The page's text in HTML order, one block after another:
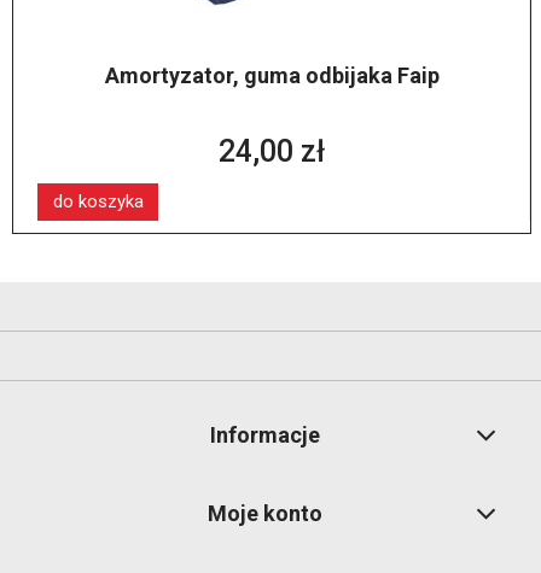
Amortyzator, guma odbijaka Faip
24,00 zł
do koszyka
Informacje
Moje konto